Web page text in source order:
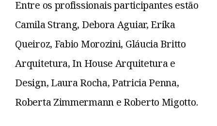
Entre os profissionais participantes estão
Camila Strang, Debora Aguiar, Erika
Queiroz, Fabio Morozini, Gláucia Britto
Arquitetura, In House Arquitetura e
Design, Laura Rocha, Patricia Penna,
Roberta Zimmermann e Roberto Migotto.